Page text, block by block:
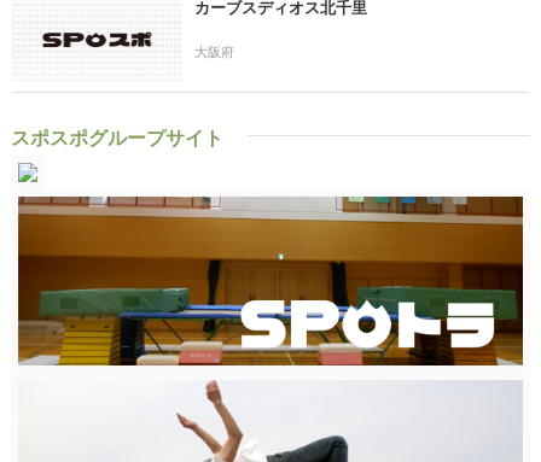
カーブスディオス北千里
大阪府
スポスポグループサイト